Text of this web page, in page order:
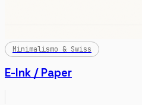
Minimalismo & Swiss
E-Ink / Paper